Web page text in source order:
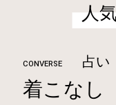
人
CONVERSE 占い
着こなし